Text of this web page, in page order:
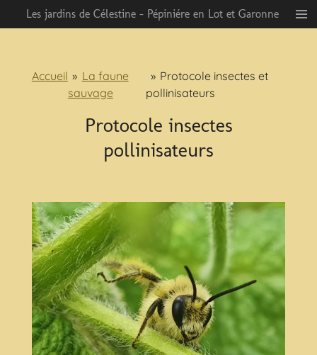
Passer
au
Les jardins de Célestine - Pépiniére en Lot et Garonne
Accueil » La faune
sauvage
» Protocole insectes et
pollinisateurs
Protocole insectes
pollinisateurs